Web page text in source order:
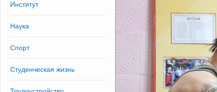
Институт
Наука
Спорт
Студенческая жизнь